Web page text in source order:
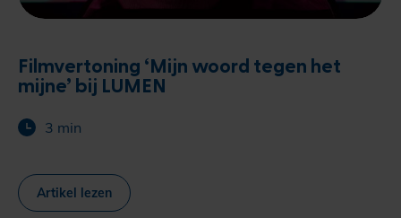
Filmvertoning ‘Mijn woord tegen het
mijne’ bij LUMEN
3 min
Artikel lezen